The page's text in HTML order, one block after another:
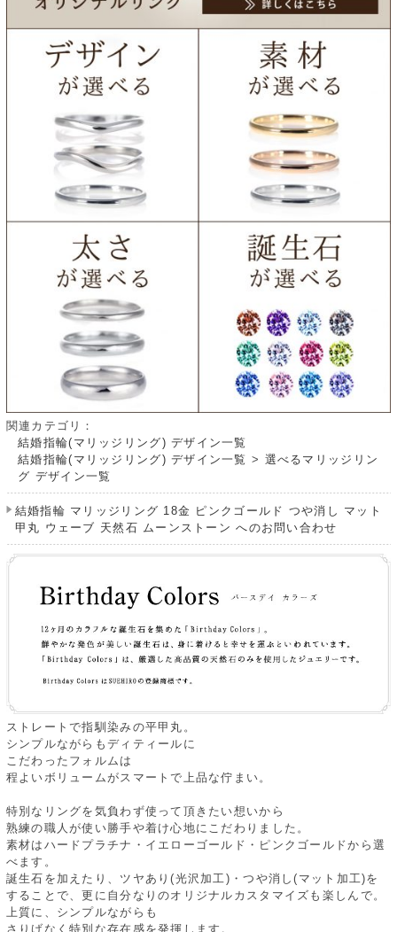
関連カテゴリ：
結婚指輪(マリッジリング) デザイン一覧
結婚指輪(マリッジリング) デザイン一覧 > 選べるマリッジリン
グ デザイン一覧
結婚指輪 マリッジリング 18金 ピンクゴールド つや消し マット
甲丸 ウェーブ 天然石 ムーンストーン へのお問い合わせ
ストレートで指馴染みの平甲丸。
シンプルながらもディティールに
こだわったフォルムは
程よいボリュームがスマートで上品な佇まい。
特別なリングを気負わず使って頂きたい想いから
熟練の職人が使い勝手や着け心地にこだわりました。
素材はハードプラチナ・イエローゴールド・ピンクゴールドから選
べます。
誕生石を加えたり、ツヤあり(光沢加工)・つや消し(マット加工)を
することで、更に自分なりのオリジナルカスタマイズも楽しんで。
上質に、シンプルながらも
さりげなく特別な存在感を発揮します。